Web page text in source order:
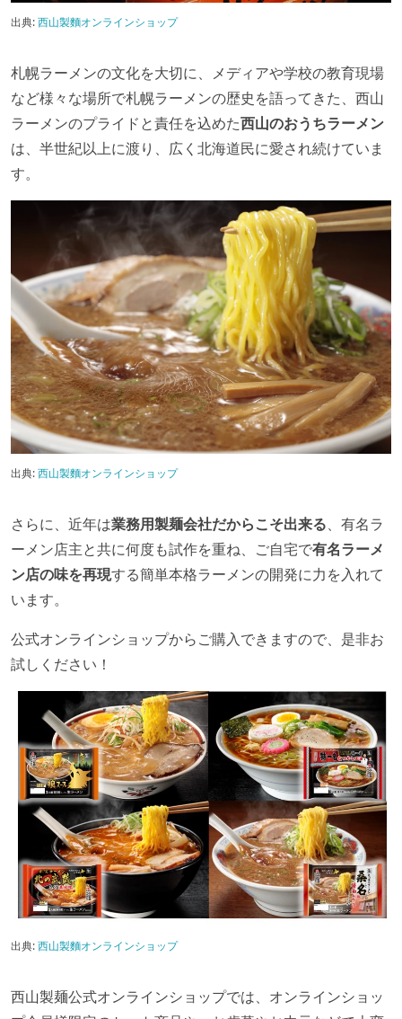
出典:西山製麵オンラインショップ
札幌ラーメンの文化を大切に、メディアや学校の教育現場
など様々な場所で札幌ラーメンの歴史を語ってきた、西山
ラーメンのプライドと責任を込めた西山のおうちラーメン
は、半世紀以上に渡り、広く北海道民に愛され続けていま
す。
出典:西山製麵オンラインショップ
さらに、近年は業務用製麺会社だからこそ出来る、有名ラ
ーメン店主と共に何度も試作を重ね、ご自宅で有名ラーメ
ン店の味を再現する簡単本格ラーメンの開発に力を入れて
います。
公式オンラインショップからご購入できますので、是非お
試しください！
出典:西山製麵オンラインショップ
西山製麺公式オンラインショップでは、オンラインショッ